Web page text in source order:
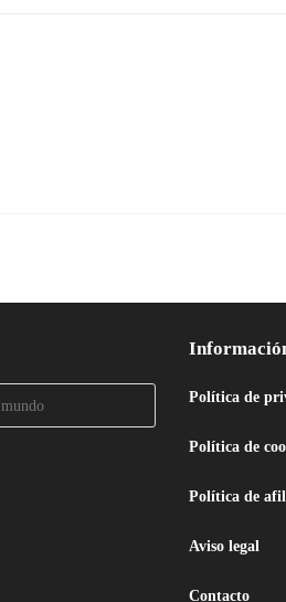
Política de
Política de
Política de
Aviso legal
Contacto